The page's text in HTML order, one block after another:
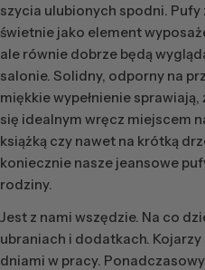
szycia ulubionych spodni. Pufy
świetnie jako element
ale równie dobrze będą
salonie. Solidny, odporny na
miękkie wypełnienie
się idealnym wręcz miejscem
książką czy nawet na krótką
koniecznie nasze jeansowe
rodziny.
Jest z nami wszędzie. Na co
ubraniach i dodatkach.
dniami w pracy.